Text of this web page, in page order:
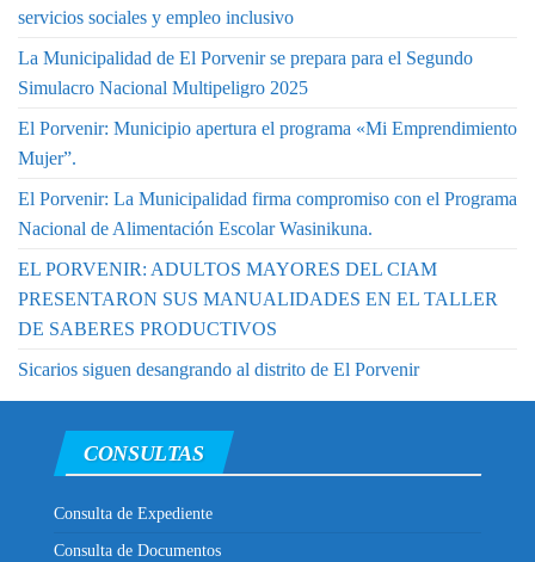
servicios sociales y empleo inclusivo
La Municipalidad de El Porvenir se prepara para el Segundo
Simulacro Nacional Multipeligro 2025
El Porvenir: Municipio apertura el programa «Mi Emprendimiento
Mujer”.
El Porvenir: La Municipalidad firma compromiso con el Programa
Nacional de Alimentación Escolar Wasinikuna.
EL PORVENIR: ADULTOS MAYORES DEL CIAM
PRESENTARON SUS MANUALIDADES EN EL TALLER
DE SABERES PRODUCTIVOS
Sicarios siguen desangrando al distrito de El Porvenir
CONSULTAS
Consulta de Expediente
Consulta de Documentos